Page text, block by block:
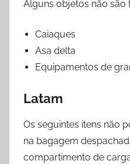
Alguns objetos não são
Caiaques
Asa delta
Equipamentos de
Latam
Os seguintes itens não
na bagagem
compartimento de